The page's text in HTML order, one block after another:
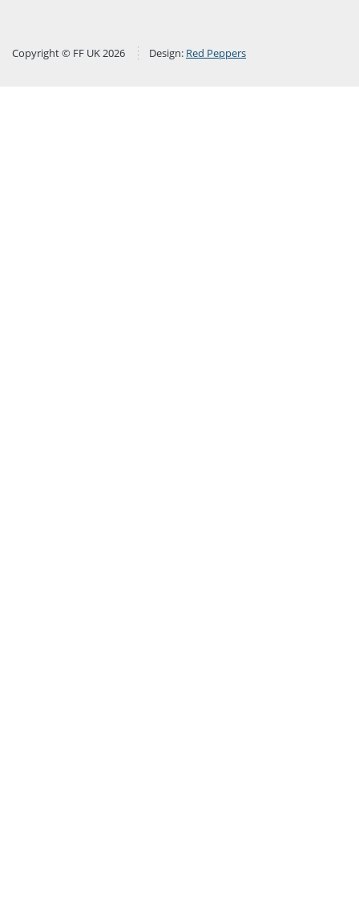
Copyright © FF UK 2026 Design: Red Peppers